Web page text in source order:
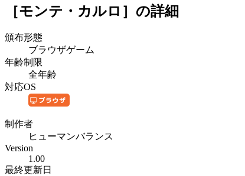
［モンテ・カルロ］ の詳細
頒布形態
ブラウザゲーム
年齢制限
全年齢
対応OS
制作者
ヒューマンバランス
Version
1.00
最終更新日